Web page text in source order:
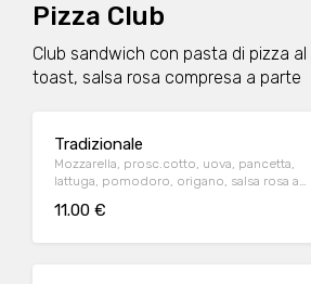
Pizza Club
Club sandwich con pasta di pizza
toast, salsa rosa compresa a parte
Tradizionale
Mozzarella, prosc.cotto, uova, pancetta,
lattuga, pomodoro, origano, salsa rosa a
11.00 €